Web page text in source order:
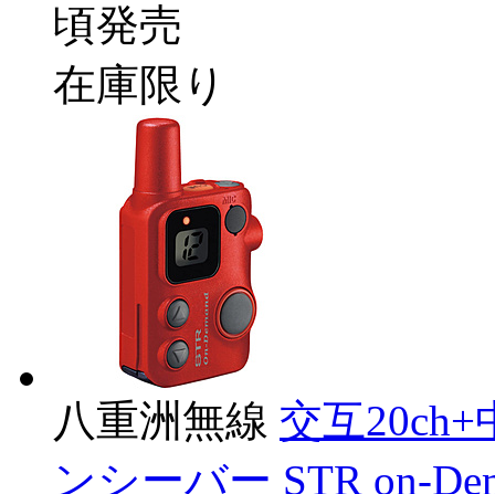
頃発売
在庫限り
八重洲無線 交互20ch+
ンシーバー STR on-